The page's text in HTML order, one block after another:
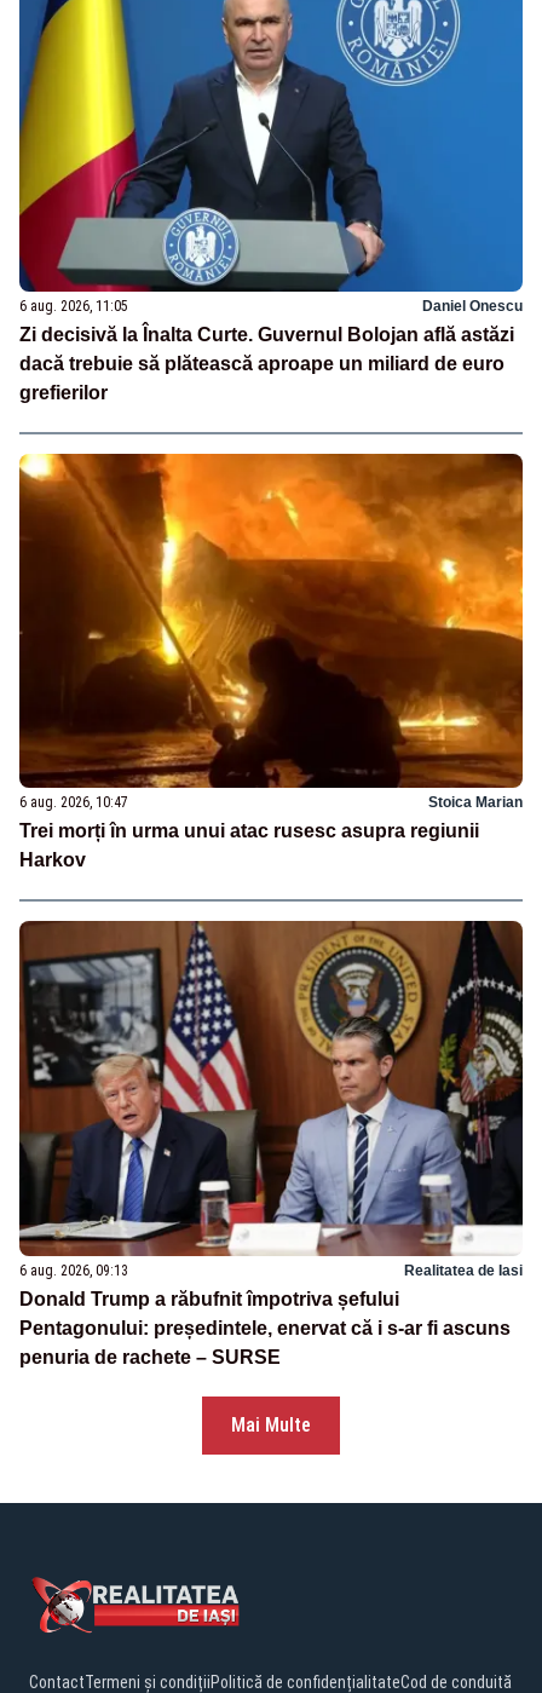
6 aug. 2026, 11:05 Daniel Onescu
Zi decisivă la Înalta Curte. Guvernul Bolojan află astăzi
dacă trebuie să plătească aproape un miliard de euro
grefierilor
6 aug. 2026, 10:47 Stoica Marian
Trei morți în urma unui atac rusesc asupra regiunii
Harkov
6 aug. 2026, 09:13 Realitatea de Iasi
Donald Trump a răbufnit împotriva șefului
Pentagonului: președintele, enervat că i s-ar fi ascuns
penuria de rachete – SURSE
Mai Multe
ContactTermeni și condițiiPolitică de confidențialitateCod de conduită